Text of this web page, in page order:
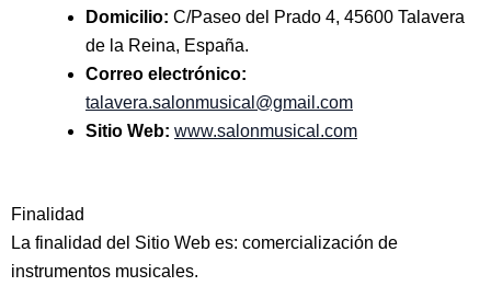
Domicilio: C/Paseo del Prado 4, 45600 Talavera
de la Reina, España.
Correo electrónico:
talavera.salonmusical@gmail.com
Sitio Web: www.salonmusical.com
Finalidad
La finalidad del Sitio Web es: comercialización de
instrumentos musicales.